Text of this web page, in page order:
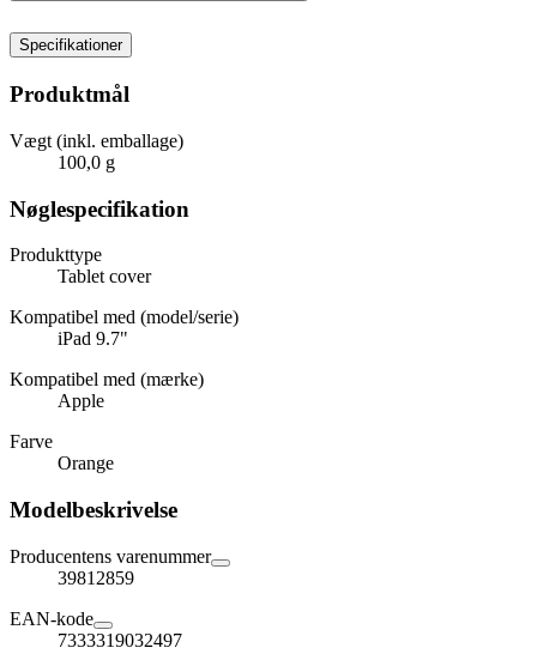
Specifikationer
Produktmål
Vægt (inkl. emballage)
100,0 g
Nøglespecifikation
Produkttype
Tablet cover
Kompatibel med (model/serie)
iPad 9.7"
Kompatibel med (mærke)
Apple
Farve
Orange
Modelbeskrivelse
Producentens varenummer
39812859
EAN-kode
7333319032497